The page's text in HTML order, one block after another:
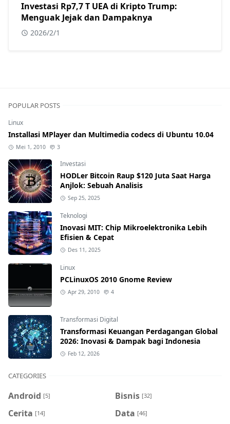
Investasi Rp7,7 T UEA di Kripto Trump:
Menguak Jejak dan Dampaknya
2026/2/1
POPULAR POSTS
Linux
Installasi MPlayer dan Multimedia codecs di Ubuntu 10.04
Mei 1, 2010 3
Investasi
HODLer Bitcoin Raup $120 Juta Saat Harga
Anjlok: Sebuah Analisis
Sep 25, 2025
Teknologi
Inovasi MIT: Chip Mikroelektronika Lebih
Efisien & Cepat
Des 11, 2025
Linux
PCLinuxOS 2010 Gnome Review
Apr 29, 2010 4
Transformasi Digital
Transformasi Keuangan Perdagangan Global
2026: Inovasi & Dampak bagi Indonesia
Feb 12, 2026
CATEGORIES
Android [5] Bisnis [32]
Cerita [14] Data [46]